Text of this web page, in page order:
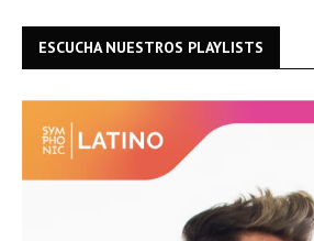
ESCUCHA NUESTROS PLAYLISTS